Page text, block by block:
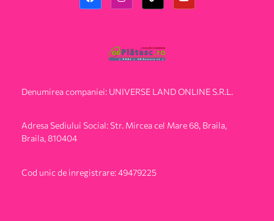
Denumirea companiei: UNIVERSE LAND ONLINE S.R.L.
Adresa Sediului Social: Str. Mircea cel Mare 68, Braila,
Braila, 810404
Cod unic de inregistrare: 49479225